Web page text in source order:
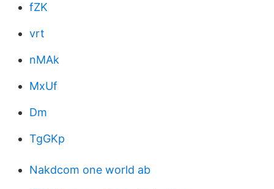
fZK
vrt
nMAk
MxUf
Dm
TgGKp
Nakdcom one world ab